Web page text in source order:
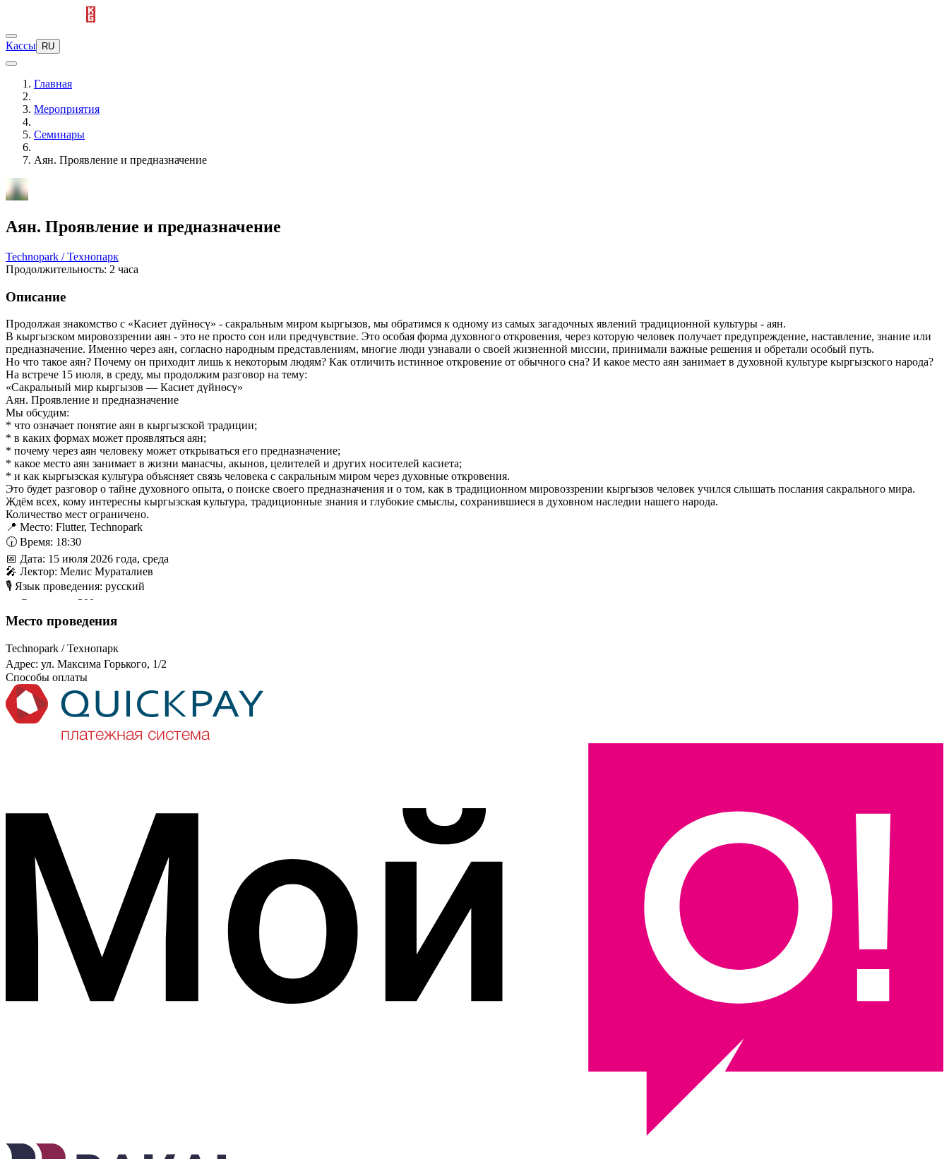
Кассы RU
Главная
Мероприятия
Семинары
Аян. Проявление и предназначение
Аян. Проявление и предназначение
Technopark / Технопарк
Продолжительность: 2 часа
Описание
Продолжая знакомство с «Касиет дүйнөсү» - сакральным миром кыргызов, мы обратимся к одному из самых загадочных явлений традиционной культуры - аян.
В кыргызском мировоззрении аян - это не просто сон или предчувствие. Это особая форма духовного откровения, через которую человек получает предупреждение, наставление, знание или
предназначение. Именно через аян, согласно народным представлениям, многие люди узнавали о своей жизненной миссии, принимали важные решения и обретали особый путь.
Но что такое аян? Почему он приходит лишь к некоторым людям? Как отличить истинное откровение от обычного сна? И какое место аян занимает в духовной культуре кыргызского народа?
На встрече 15 июля, в среду, мы продолжим разговор на тему:
«Сакральный мир кыргызов — Касиет дүйнөсү»
Аян. Проявление и предназначение
Мы обсудим:
* что означает понятие аян в кыргызской традиции;
* в каких формах может проявляться аян;
* почему через аян человеку может открываться его предназначение;
* какое место аян занимает в жизни манасчы, акынов, целителей и других носителей касиета;
* и как кыргызская культура объясняет связь человека с сакральным миром через духовные откровения.
Это будет разговор о тайне духовного опыта, о поиске своего предназначения и о том, как в традиционном мировоззрении кыргызов человек учился слышать послания сакрального мира.
Ждём всех, кому интересны кыргызская культура, традиционные знания и глубокие смыслы, сохранившиеся в духовном наследии нашего народа.
Количество мест ограничено.
📍 Место: Flutter, Technopark
🕡 Время: 18:30
📅 Дата: 15 июля 2026 года, среда
🎤 Лектор: Мелис Мураталиев
🎙️ Язык проведения: русский
🎫 Стоимость: 300 сом
Билеты на @ticket.kg
Место проведения
Technopark / Технопарк
Адрес: ул. Максима Горького, 1/2
Способы оплаты